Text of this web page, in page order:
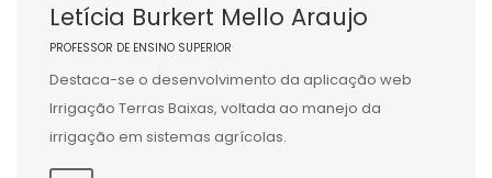
Letícia Burkert Mello Araujo
PROFESSOR DE ENSINO SUPERIOR
Destaca-se o desenvolvimento da aplicação web
Irrigação Terras Baixas, voltada ao manejo da
irrigação em sistemas agrícolas.